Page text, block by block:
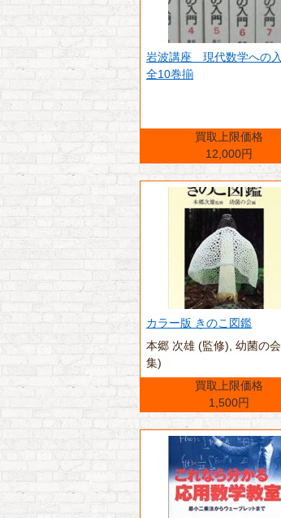
岩波講座 現代数学への
全10巻揃
買取上限価格
12,000円
カラー版 きのこ図鑑
本郷 次雄 (監修),‎ 幼菌の
集)
買取上限価格
1,500円